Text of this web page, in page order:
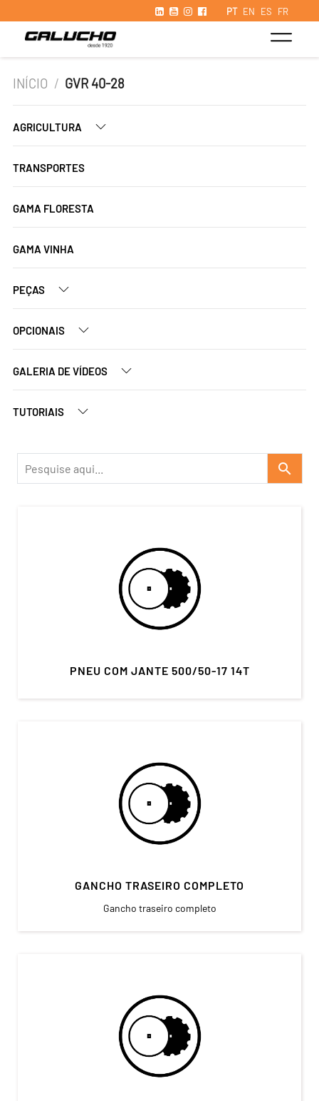
PT EN ES FR
INÍCIO / GVR 40-28
AGRICULTURA
TRANSPORTES
GAMA FLORESTA
GAMA VINHA
PEÇAS
OPCIONAIS
GALERIA DE VÍDEOS
TUTORIAIS
search
PNEU COM JANTE 500/50-17 14T
GANCHO TRASEIRO COMPLETO
Gancho traseiro completo